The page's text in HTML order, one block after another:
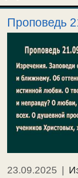
Проповедь
23.09.2025 |